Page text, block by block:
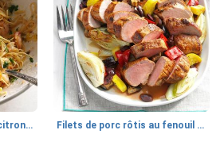
langoustines légères et citronnées Filets de porc rôtis au fenouil et légumes d'été